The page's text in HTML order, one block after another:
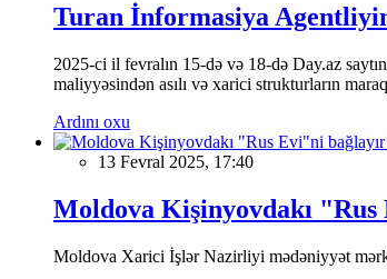
Turan İnformasiya
2025-ci il fevralın 15-də və 18-də Day.az
maliyyəsindən asılı və xarici strukturların
Ardını oxu
13 Fevral 2025, 17:40
Moldova Kişinyovdakı
Moldova Xarici İşlər Nazirliyi mədəniyyət